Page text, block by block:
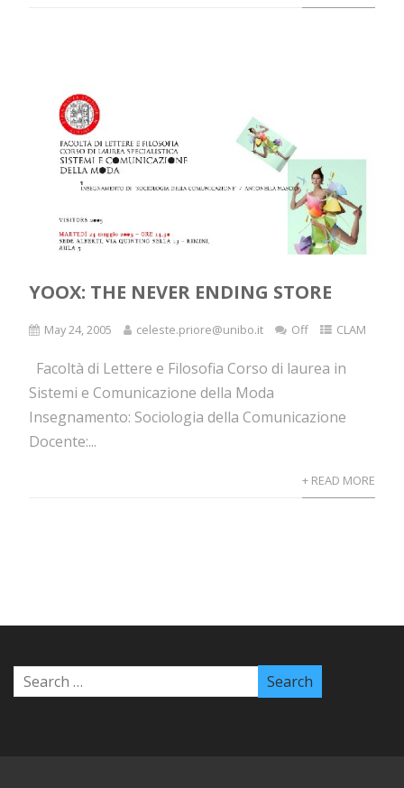
YOOX: THE NEVER ENDING STORE
May 24, 2005 celeste.priore@unibo.it Off CLAM
Facoltà di Lettere e Filosofia Corso di laurea in
Sistemi e Comunicazione della Moda
Insegnamento: Sociologia della Comunicazione
Docente:...
+ READ MORE